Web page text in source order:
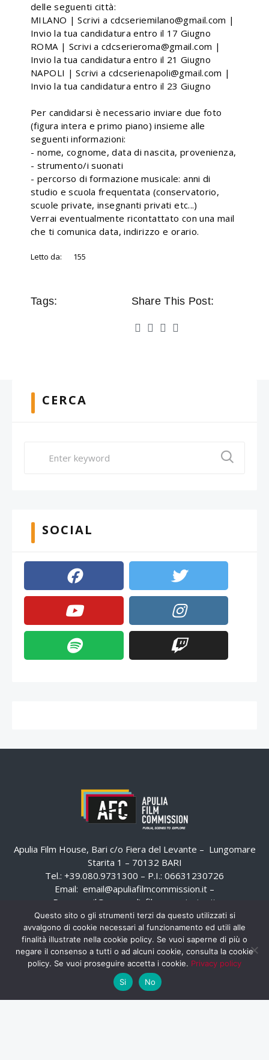
delle seguenti città:
MILANO | Scrivi a cdcseriemilano@gmail.com |
Invio la tua candidatura entro il 17 Giugno
ROMA | Scrivi a cdcserieroma@gmail.com |
Invio la tua candidatura entro il 21 Giugno
NAPOLI | Scrivi a cdcserienapoli@gmail.com |
Invio la tua candidatura entro il 23 Giugno
Per candidarsi è necessario inviare due foto
(figura intera e primo piano) insieme alle
seguenti informazioni:
- nome, cognome, data di nascita, provenienza,
- strumento/i suonati
- percorso di formazione musicale: anni di
studio e scuola frequentata (conservatorio,
scuole private, insegnanti privati etc...)
Verrai eventualmente ricontattato con una mail
che ti comunica data, indirizzo e orario.
Letto da: 155
Tags: Share This Post:
CERCA
SOCIAL
Apulia Film House, Bari c/o Fiera del Levante – Lungomare
Starita 1 – 70132 BARI
Tel.: +39.080.9731300 – P.I.: 06631230726
Email: email@apuliafilmcommission.it –
Pec:
email@pec.apuliafilmcommission.it
Questo sito o gli strumenti terzi da questo utilizzati si
avvalgono di cookie necessari al funzionamento ed utili alle
finalità illustrate nella cookie policy. Se vuoi saperne di più o
negare il consenso a tutti o ad alcuni cookie, consulta la cookie
policy. Se vuoi proseguire accetta i cookie. Privacy policy
Si
No